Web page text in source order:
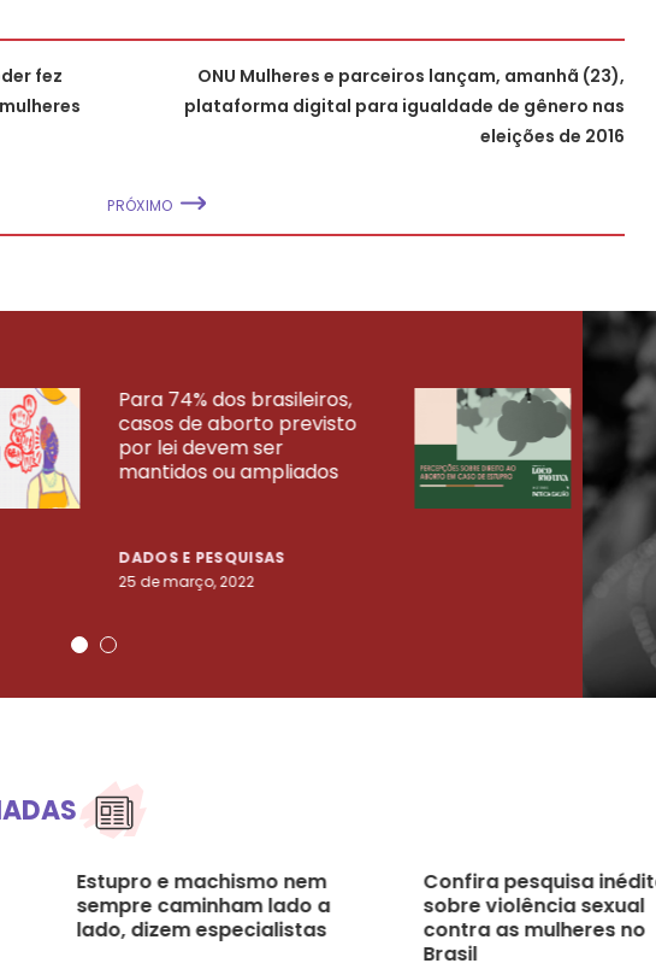
fez
ONU Mulheres e parceiros lançam, amanhã (23),
plataforma digital para igualdade de gênero nas
eleições de 2016
PRÓXIMO
Para 74% dos brasileiros,
casos de aborto previsto
por lei devem ser
mantidos ou ampliados
DADOS E PESQUISAS
25 de março, 2022
23
PESQUISAS
Estupro e machismo nem
sempre caminham lado a
lado, dizem especialistas
Confira pesquisa
sobre violência sexual
contra as mulheres no
Brasil